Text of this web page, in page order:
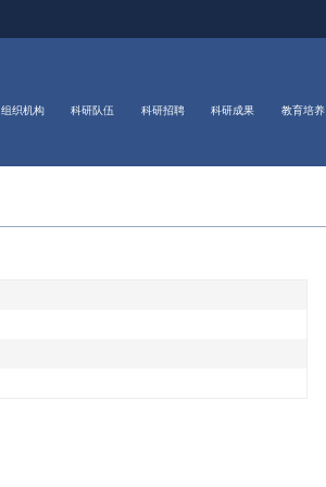
组织机构 科研队伍 科研招聘 科研成果 教育培养